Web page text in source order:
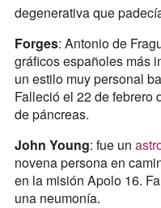
degenerativa que
Forges: Antonio de
gráficos españoles más
un estilo muy personal
Falleció el 22 de febrero
de páncreas.
John Young: fue un
novena persona en
en la misión Apolo 16.
una neumonía.